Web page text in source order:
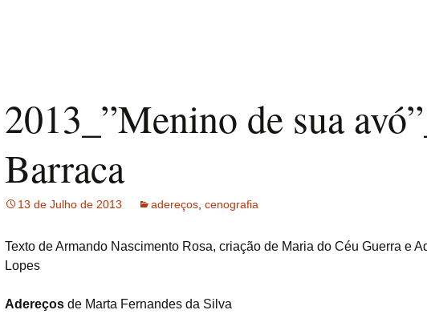
2013_”Menino de sua
Barraca
13 de Julho de 2013 adereços cenografia
Texto de Armando Nascimento Rosa, criação de Maria do Céu Guerra e
Lopes
Adereços de Marta Fernandes da Silva